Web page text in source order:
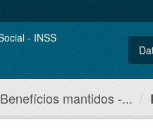
Benefícios mantidos -...